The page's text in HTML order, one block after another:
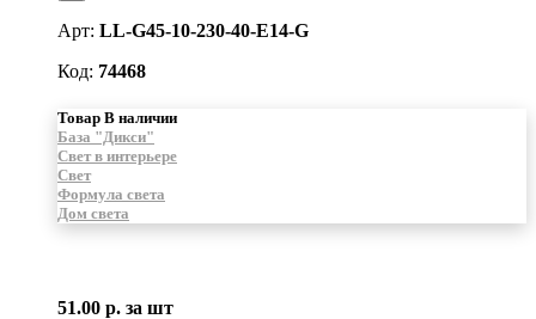
Арт: LL-G45-10-230-40-E14-G
Код: 74468
Товар В наличии
База "Дикси"
Свет в интерьере
Свет
Формула света
Дом света
51.00 р. за шт